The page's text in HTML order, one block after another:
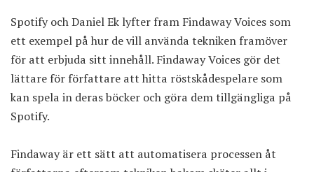
Spotify och Daniel Ek lyfter fram Findaway Voices som
ett exempel på hur de vill använda tekniken framöver
för att erbjuda sitt innehåll. Findaway Voices gör det
lättare för författare att hitta röstskådespelare som
kan spela in deras böcker och göra dem tillgängliga på
Spotify.
Findaway är ett sätt att automatisera processen åt